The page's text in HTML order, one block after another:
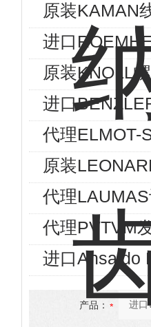
原装KAMAN
进口
原装KNOLL
进口
代理ELMOT-
原装
代理
代理PVTVM
进口Ansaldo
产品：